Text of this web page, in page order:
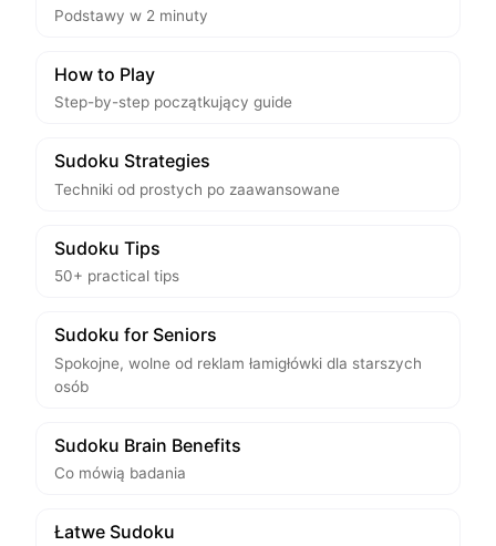
Podstawy w 2 minuty
How to Play
Step-by-step początkujący guide
Sudoku Strategies
Techniki od prostych po zaawansowane
Sudoku Tips
50+ practical tips
Sudoku for Seniors
Spokojne, wolne od reklam łamigłówki dla starszych
osób
Sudoku Brain Benefits
Co mówią badania
Łatwe Sudoku